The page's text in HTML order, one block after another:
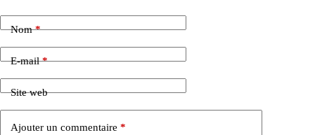
Nom*
E-mail*
Site web
Ajouter un commentaire *